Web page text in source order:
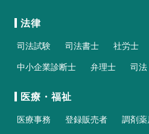
法律
司法試験 司法書士 社労士
中小企業診断士
弁理士 司
医療・福祉
医療事務 登録販売者
調剤